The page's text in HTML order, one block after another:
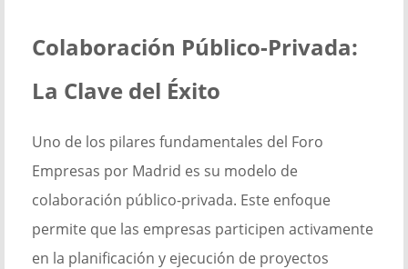
Colaboración Público-Privada:
La Clave del Éxito
Uno de los pilares fundamentales del Foro
Empresas por Madrid es su modelo de
colaboración público-privada. Este enfoque
permite que las empresas participen activamente
en la planificación y ejecución de proyectos